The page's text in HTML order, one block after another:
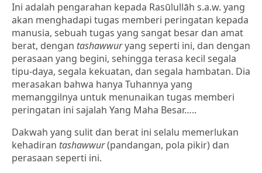
Ini adalah pengarahan kepada Rasūlullāh s.a.w. yang
akan menghadapi tugas memberi peringatan kepada
manusia, sebuah tugas yang sangat besar dan amat
berat, dengan tashawwuryang seperti ini, dan dengan
perasaan yang begini, sehingga terasa kecil segala
tipu-daya, segala kekuatan, dan segala hambatan. Dia
merasakan bahwa hanya Tuhannya yang
memanggilnya untuk menunaikan tugas memberi
peringatan ini sajalah Yang Maha Besar…..
Dakwah yang sulit dan berat ini selalu memerlukan
kehadiran tashawwur(pandangan, pola pikir) dan
perasaan seperti ini.